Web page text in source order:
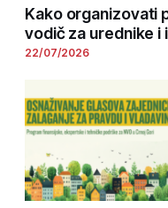
Kako organizovati
vodič za urednike i
22/07/2026